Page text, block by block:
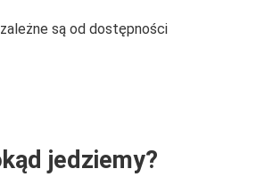
zależne są od dostępności
jedziemy?